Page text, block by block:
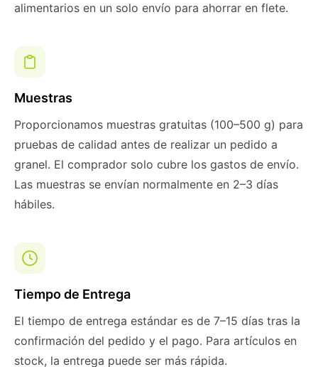
alimentarios en un solo envío para ahorrar en flete.
Muestras
Proporcionamos muestras gratuitas (100–500 g) para
pruebas de calidad antes de realizar un pedido a
granel. El comprador solo cubre los gastos de envío.
Las muestras se envían normalmente en 2–3 días
hábiles.
Tiempo de Entrega
El tiempo de entrega estándar es de 7–15 días tras la
confirmación del pedido y el pago. Para artículos en
stock, la entrega puede ser más rápida.